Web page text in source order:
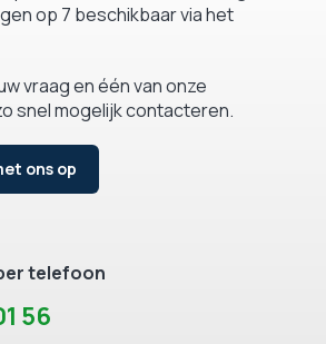
op 7 beschikbaar via het
vraag en één van onze
snel mogelijk contacteren.
ons op
telefoon
56